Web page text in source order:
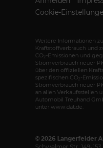
Cookie-
Weitere Informationen
Kraftstoffverbrauch und
CO2 -Emissionen und
Stromverbrauch neuer
über den offiziellen
spezifischen CO2 -
Stromverbrauch neuer
an allen Verkaufsstellen
Automobil Treuhand
unter www.dat.de.
© 2026 Langerfelder